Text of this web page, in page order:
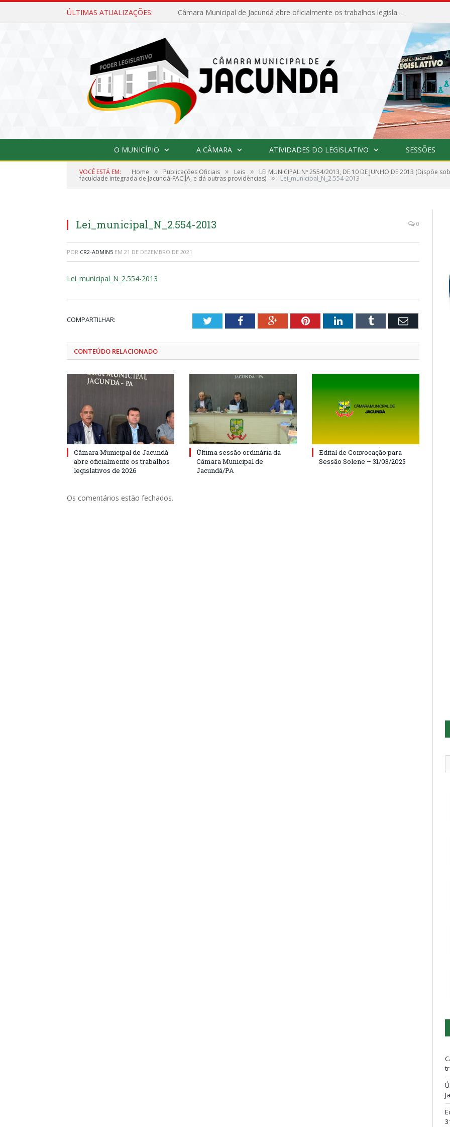
ÚLTIMAS ATUALIZAÇÕES: Câmara Municipal de Jacundá abre oficialmente os trabalhos legislativos de 2026
O MUNICÍPIO A CÂMARA ATIVIDADES DO LEGISLATIVO SESSÕES
VOCÊ ESTÁ EM: Home » Publicações Oficiais » Leis » LEI MUNICIPAL Nº 2554/2013, DE 10 DE JUNHO DE 2013
faculdade integrada de Jacundá-FACIJA, e dá outras providências) » Lei_municipal_N_2.554-2013
Lei_municipal_N_2.554-2013 0
POR CR2-ADMIN5 EM 21 DE DEZEMBRO DE 2021
Lei_municipal_N_2.554-2013
COMPARTILHAR: TwitterFacebookGoogle+PinterestLinkedInTumblr Email
CONTEÚDO RELACIONADO
Câmara Municipal de Jacundá
abre oficialmente os trabalhos
legislativos de 2026
Última sessão ordinária da
Câmara Municipal de
Jacundá/PA
Edital de Convocação para
Sessão Solene – 31/03/2025
Os comentários estão fechados.